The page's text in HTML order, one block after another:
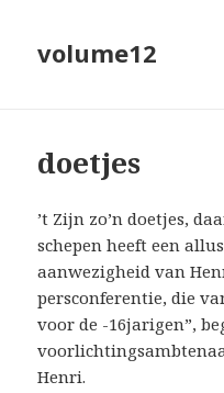
volume12
doetjes
’t Zijn zo’n doetjes,
schepen heeft een
aanwezigheid van
persconferentie, die
voor de -16jarigen”,
Henri.